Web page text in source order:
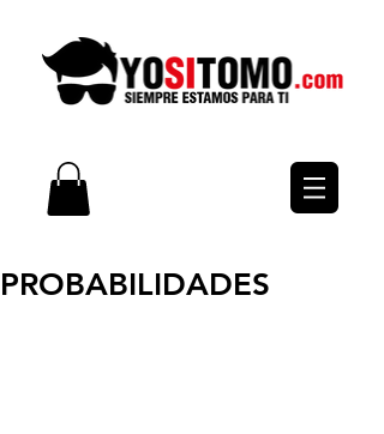
PROBABILIDADES